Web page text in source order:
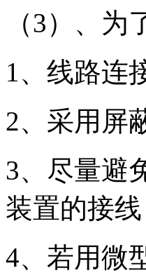
（3）、
1、线路连
2、采用屏
3、尽量避
装置的接线
4、若用微